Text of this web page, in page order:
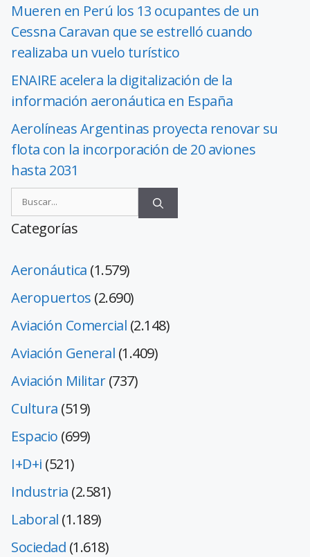
Mueren en Perú los 13 ocupantes de un
Cessna Caravan que se estrelló cuando
realizaba un vuelo turístico
ENAIRE acelera la digitalización de la
información aeronáutica en España
Aerolíneas Argentinas proyecta renovar su
flota con la incorporación de 20 aviones
hasta 2031
Categorías
Aeronáutica (1.579)
Aeropuertos (2.690)
Aviación Comercial (2.148)
Aviación General (1.409)
Aviación Militar(737)
Cultura (519)
Espacio (699)
I+D+i (521)
Industria (2.581)
Laboral (1.189)
Sociedad (1.618)